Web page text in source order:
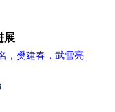
展
，樊建春，武雪亮